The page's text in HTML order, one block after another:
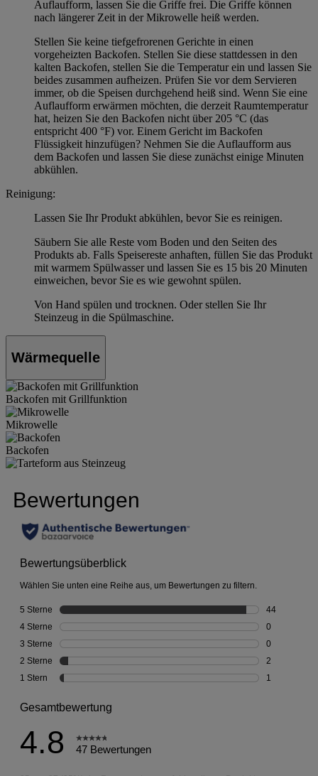
Auflaufform, lassen Sie die Griffe frei. Die Griffe können
nach längerer Zeit in der Mikrowelle heiß werden.
Stellen Sie keine tiefgefrorenen Gerichte in einen
vorgeheizten Backofen. Stellen Sie diese stattdessen in den
kalten Backofen, stellen Sie die Temperatur ein und lassen Sie
beides zusammen aufheizen. Prüfen Sie vor dem Servieren
immer, ob die Speisen durchgehend heiß sind. Wenn Sie eine
Auflaufform erwärmen möchten, die derzeit Raumtemperatur
hat, heizen Sie den Backofen nicht über 205 °C (das
entspricht 400 °F) vor. Einem Gericht im Backofen
Flüssigkeit hinzufügen? Nehmen Sie die Auflaufform aus
dem Backofen und lassen Sie diese zunächst einige Minuten
abkühlen.
Reinigung:
Lassen Sie Ihr Produkt abkühlen, bevor Sie es reinigen.
Säubern Sie alle Reste vom Boden und den Seiten des
Produkts ab. Falls Speisereste anhaften, füllen Sie das Produkt
mit warmem Spülwasser und lassen Sie es 15 bis 20 Minuten
einweichen, bevor Sie es wie gewohnt spülen.
Von Hand spülen und trocknen. Oder stellen Sie Ihr
Steinzeug in die Spülmaschine.
Wärmequelle
Backofen mit Grillfunktion
Mikrowelle
Backofen